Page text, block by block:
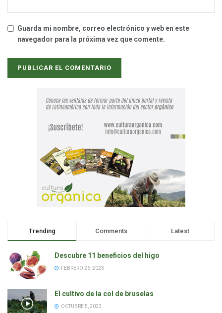
Guarda mi nombre, correo electrónico y web en este
navegador para la próxima vez que comente.
Trending Comments Latest
Descubre 11 beneficios del higo
FEBRERO 26, 2023
El cultivo de la col de bruselas
OCTUBRE 5, 2023